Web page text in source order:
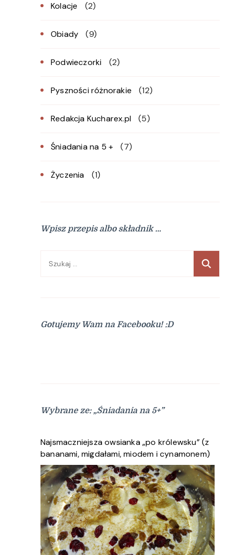
Kolacje (2)
Obiady (9)
Podwieczorki (2)
Pyszności różnorakie (12)
Redakcja Kucharex.pl (5)
Śniadania na 5 + (7)
Życzenia (1)
Wpisz przepis albo składnik …
Szukaj:
Gotujemy Wam na Facebooku! :D
Wybrane ze: „Śniadania na 5+”
Najsmaczniejsza owsianka „po królewsku” (z
bananami, migdałami, miodem i cynamonem)